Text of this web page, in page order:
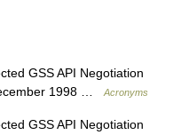
GSS API Negotiation
1998 …
Acronyms
GSS API Negotiation